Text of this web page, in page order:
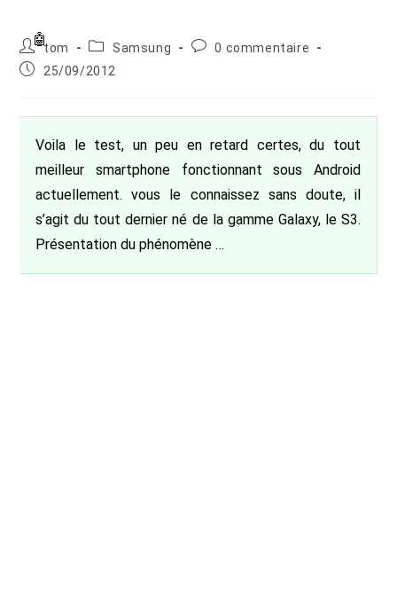
Auteur/autrice
de
la
tom
PostSamsung
Commentaires
0 commentaire
Publication
25/09/2012
Voila le test, un peu en retard certes, du tout
meilleur smartphone fonctionnant sous Android
actuellement. vous le connaissez sans doute, il
s’agit du tout dernier né de la gamme Galaxy, le S3.
Présentation du phénomène …